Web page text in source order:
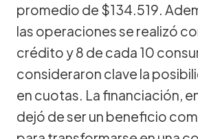
promedio de $134.519.
las operaciones se realizó
crédito y 8 de cada 10
consideraron clave la
en cuotas. La financiación,
dejó de ser un beneficio